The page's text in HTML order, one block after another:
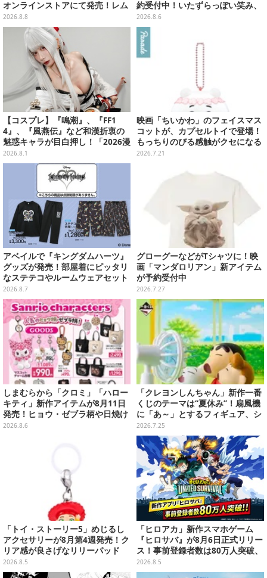
オンラインストアにて発売！レム
＆ラムTシャツなどラインナップ
2026.8.8
約受付中！いたずらっぽい笑み、
シルクハット型のステージが華や
かさを演出
2026.8.6
【コスプレ】『鳴潮』、『FF1
4』、『風燕伝』など和漢折衷の
魅惑キャラが目白押し！「2026漫
画博覧会」美麗レイヤー13選【写
真39枚】
2026.8.1
映画「ちいかわ」のフェイスマス
コットが、カプセルトイで登場！
もっちりのびる感触がクセになる
ハチワレ、セイレーンなど全5種
2026.7.21
アベイルで『キングダムハーツ』
グッズが発売！部屋着にピッタリ
なステテコやルームウェアセット
2026.8.7
グローグーなどがTシャツに！映
画「マンダロリアン」新アイテム
が予約受付中
2026.7.27
しまむらから「クロミ」「ハロー
キティ」新作アイテムが8月11日
発売！ヒョウ・ゼブラ柄や日焼け
デザインの可愛い雑貨・アパレル
2026.8.6
「クレヨンしんちゃん」新作一番
くじのテーマは“夏休み”！扇風機
に「あ～」とするフィギュア、シ
ロのボウル皿など楽しいラインナ
ップ
2026.7.25
「トイ・ストーリー5」めじるし
アクセサリーが8月第4週発売！ク
リア感が良さげなリリーパッド
や、ジェシーなど全5種ラインナ
ップ
2026.8.5
「ヒロアカ」新作スマホゲーム
『ヒロサバ』が8月6日正式リリー
ス！事前登録者数は80万人突破、
追加報酬も決定
2026.8.5